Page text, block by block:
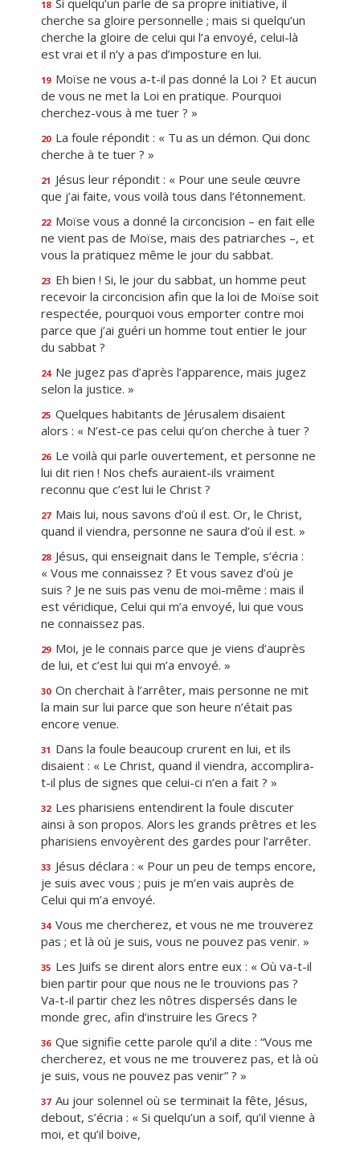
18 Si quelqu’un parle de sa propre initiative, il
cherche sa gloire personnelle ; mais si quelqu’un
cherche la gloire de celui qui l’a envoyé, celui-là
est vrai et il n’y a pas d’imposture en lui.
19 Moïse ne vous a-t-il pas donné la Loi ? Et aucun
de vous ne met la Loi en pratique. Pourquoi
cherchez-vous à me tuer ? »
20 La foule répondit : « Tu as un démon. Qui donc
cherche à te tuer ? »
21 Jésus leur répondit : « Pour une seule œuvre
que j’ai faite, vous voilà tous dans l’étonnement.
22 Moïse vous a donné la circoncision – en fait elle
ne vient pas de Moïse, mais des patriarches –, et
vous la pratiquez même le jour du sabbat.
23 Eh bien ! Si, le jour du sabbat, un homme peut
recevoir la circoncision afin que la loi de Moïse soit
respectée, pourquoi vous emporter contre moi
parce que j’ai guéri un homme tout entier le jour
du sabbat ?
24 Ne jugez pas d’après l’apparence, mais jugez
selon la justice. »
25 Quelques habitants de Jérusalem disaient
alors : « N’est-ce pas celui qu’on cherche à tuer ?
26 Le voilà qui parle ouvertement, et personne ne
lui dit rien ! Nos chefs auraient-ils vraiment
reconnu que c’est lui le Christ ?
27 Mais lui, nous savons d’où il est. Or, le Christ,
quand il viendra, personne ne saura d’où il est. »
28 Jésus, qui enseignait dans le Temple, s’écria :
« Vous me connaissez ? Et vous savez d’où je
suis ? Je ne suis pas venu de moi-même : mais il
est véridique, Celui qui m’a envoyé, lui que vous
ne connaissez pas.
29 Moi, je le connais parce que je viens d’auprès
de lui, et c’est lui qui m’a envoyé. »
30 On cherchait à l’arrêter, mais personne ne mit
la main sur lui parce que son heure n’était pas
encore venue.
31 Dans la foule beaucoup crurent en lui, et ils
disaient : « Le Christ, quand il viendra, accomplira-
t-il plus de signes que celui-ci n’en a fait ? »
32 Les pharisiens entendirent la foule discuter
ainsi à son propos. Alors les grands prêtres et les
pharisiens envoyèrent des gardes pour l’arrêter.
33 Jésus déclara : « Pour un peu de temps encore,
je suis avec vous ; puis je m’en vais auprès de
Celui qui m’a envoyé.
34 Vous me chercherez, et vous ne me trouverez
pas ; et là où je suis, vous ne pouvez pas venir. »
35 Les Juifs se dirent alors entre eux : « Où va-t-il
bien partir pour que nous ne le trouvions pas ?
Va-t-il partir chez les nôtres dispersés dans le
monde grec, afin d’instruire les Grecs ?
36 Que signifie cette parole qu’il a dite : “Vous me
chercherez, et vous ne me trouverez pas, et là où
je suis, vous ne pouvez pas venir” ? »
37 Au jour solennel où se terminait la fête, Jésus,
debout, s’écria : « Si quelqu’un a soif, qu’il vienne à
moi, et qu’il boive,